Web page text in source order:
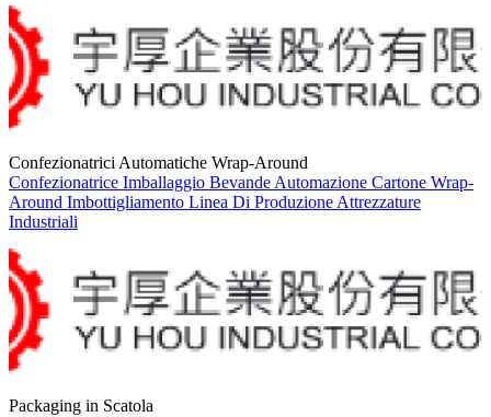
Confezionatrici Automatiche Wrap-Around
Confezionatrice Imballaggio Bevande Automazione Cartone Wrap-
Around Imbottigliamento Linea Di Produzione Attrezzature
Industriali
Packaging in Scatola